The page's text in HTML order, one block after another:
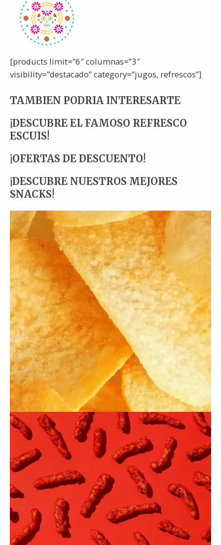
[products limit=”6″ columnas=”3″
visibility=”destacado” category=”jugos, refrescos”]
TAMBIEN PODRIA INTERESARTE
¡DESCUBRE EL FAMOSO REFRESCO
ESCUIS!
¡OFERTAS DE DESCUENTO!
¡DESCUBRE NUESTROS MEJORES
SNACKS!